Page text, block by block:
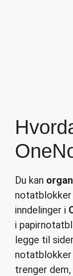
Du kan
notatblokker
inndelinger i
i
legge til
notatblokker
trenger